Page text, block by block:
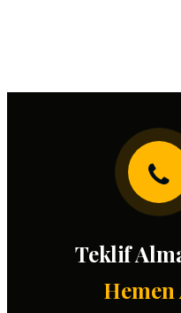
Teklif
Hemen